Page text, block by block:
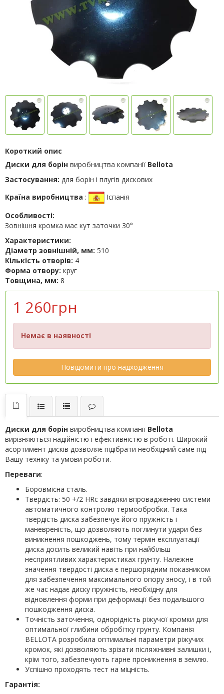
Короткий опис
Диски для борін виробництва компанії Bellota
Застосування: для борін і плугів дискових
Країна виробництва :
Іспанія
Особливості:
Зовнішня кромка має кут заточки 30°
Характеристики:
Діаметр зовнішній, мм: 510
Кількість отворів: 4
Форма отвору: круг
Товщина, мм: 8
1 260грн
Немає в наявності
Повідомити про надходження
Диски для борін виробництва компанії Bellota
вирізняються надійністю і ефективністю в роботі. Широкий
асортимент дисків дозволяє підібрати необхідний саме під
Вашу техніку та умови роботи.
Переваги:
Боровмісна сталь.
Твердість: 50 +/2 HRc завдяки впровадженню системи
автоматичного контролю термообробки. Така
твердість диска забезпечує його пружність і
маневреність, що дозволяють поглинути удари без
виникнення пошкоджень, тому термін експлуатації
диска досить великий навіть при найбільш
несприятливих характеристиках грунту. Належне
значення твердості диска є першорядним показником
для забезпечення максимального опору зносу, і в той
же час надає диску пружність, необхідну для
відновлення форми при деформації без подальшого
пошкодження диска.
Точність заточення, однорідність ріжучої кромки для
оптимальної глибини обробітку грунту. Компанія
BELLOTA розробила оптимальні параметри ріжучих
кромок, які дозволяють зрізати післяжнивні залишки і,
крім того, забезпечують гарне проникнення в землю.
Успішно проходять тест на міцність.
Гарантія: